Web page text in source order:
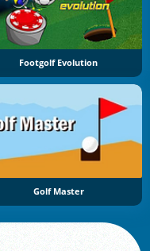
Footgolf Evolution
Golf Master